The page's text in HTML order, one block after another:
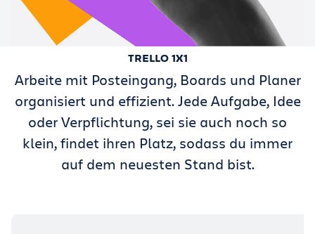
TRELLO 1X1
Arbeite mit Posteingang, Boards und Planer
organisiert und effizient. Jede Aufgabe, Idee
oder Verpflichtung, sei sie auch noch so
klein, findet ihren Platz, sodass du immer
auf dem neuesten Stand bist.